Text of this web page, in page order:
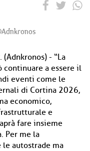
(Adnkronos) - “La
continuare a essere il
eventi come le
di Cortina 2026,
economico,
e
fare insieme
Per me la
autostrade ma